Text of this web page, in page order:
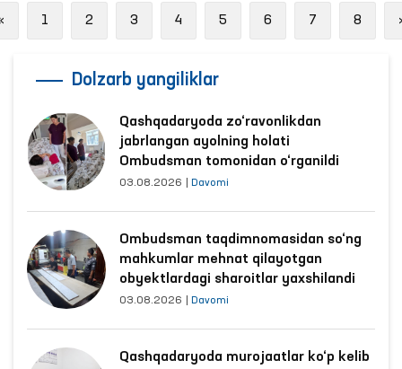
Previous
1 2 3 4 5 6 7 8
Dolzarb yangiliklar
Qashqadaryoda zo‘ravonlikdan
jabrlangan ayolning holati
Ombudsman tomonidan o‘rganildi
03.08.2026 Davomi
Ombudsman taqdimnomasidan so‘ng
mahkumlar mehnat qilayotgan
obyektlardagi sharoitlar yaxshilandi
03.08.2026 Davomi
Qashqadaryoda murojaatlar ko‘p kelib